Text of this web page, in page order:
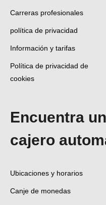
Carreras profesionales
política de privacidad
Información y tarifas
Política de privacidad de
cookies
Encuentra
cajero
Ubicaciones y horarios
Canje de monedas